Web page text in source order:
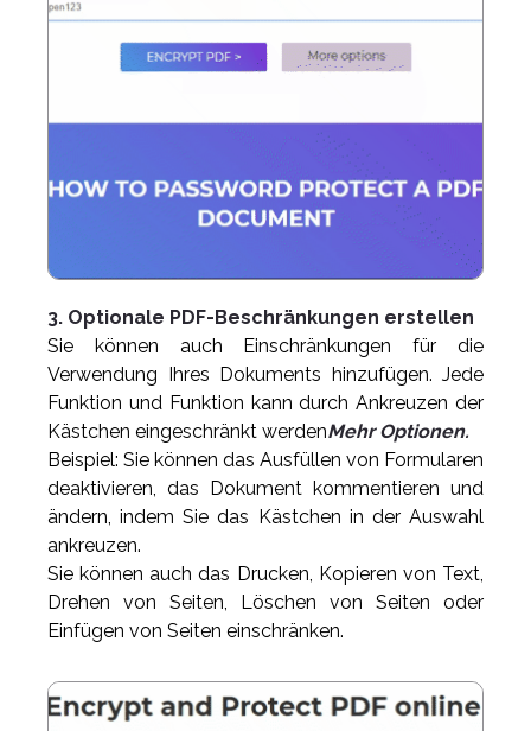
3. Optionale PDF-Beschränkungen erstellen
Sie können auch Einschränkungen für die
Verwendung Ihres Dokuments hinzufügen. Jede
Funktion und Funktion kann durch Ankreuzen der
Kästchen eingeschränkt werdenMehr Optionen.
Beispiel: Sie können das Ausfüllen von Formularen
deaktivieren, das Dokument kommentieren und
ändern, indem Sie das Kästchen in der Auswahl
ankreuzen.
Sie können auch das Drucken, Kopieren von Text,
Drehen von Seiten, Löschen von Seiten oder
Einfügen von Seiten einschränken.